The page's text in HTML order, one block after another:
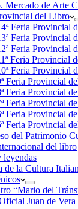
Mercado de Arte
del Libro
Feria Provincial
Feria Provincial
Feria Provincial
Feria Provincial
Feria Provincial
Feria Provincial
Feria Provincial
Feria Provincial
Feria Provincial
Feria Provincial
del Patrimonio
del libro
de la Cultura
“Mario del
Juan de Vera